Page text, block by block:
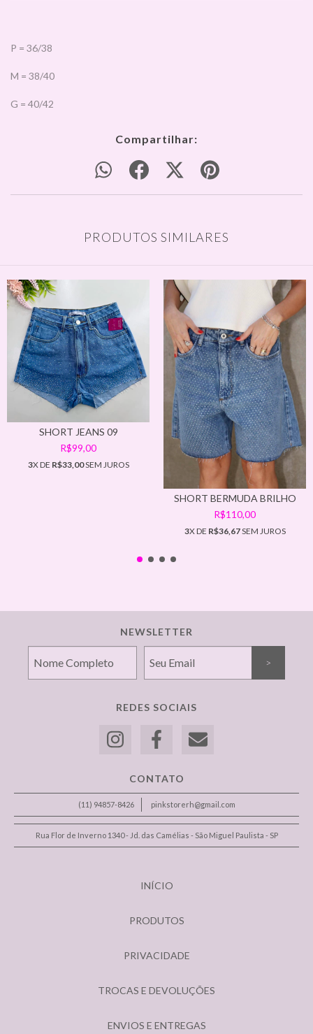
P = 36/38
M = 38/40
G = 40/42
Compartilhar:
PRODUTOS SIMILARES
SHORT JEANS 09
R$99,00
3X DE R$33,00SEM JUROS
SHORT BERMUDA BRILHO
R$110,00
3X DE R$36,67SEM JUROS
NEWSLETTER
REDES SOCIAIS
CONTATO
(11) 94857-8426 pinkstorerh@gmail.com
Rua Flor de Inverno 1340 - Jd. das Camélias - São Miguel Paulista - SP
INÍCIO
PRODUTOS
PRIVACIDADE
TROCAS E DEVOLUÇÕES
ENVIOS E ENTREGAS